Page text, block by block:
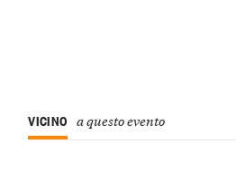
VICINO a questo evento